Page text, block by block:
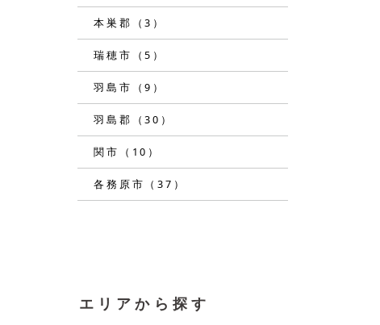
本巣郡（3）
瑞穂市（5）
羽島市（9）
羽島郡（30）
関市（10）
各務原市（37）
エリアから探す